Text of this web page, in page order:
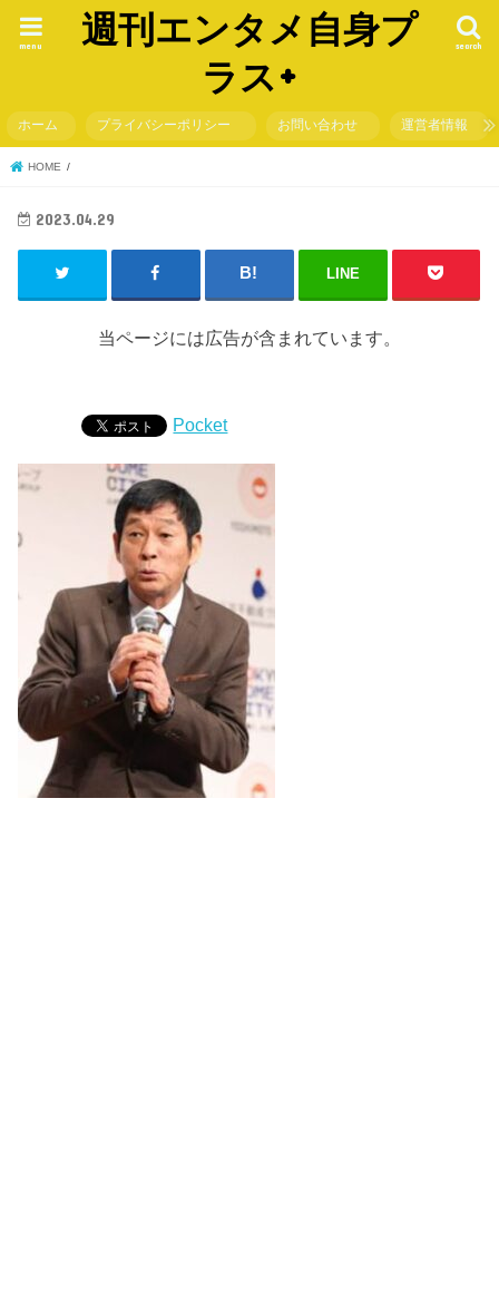
週刊エンタメ自身プ
ラス+
search
menu
ホーム プライバシーポリシー お問い合わせ 運営者情報
HOME
2023.04.29
LINE
当ページには広告が含まれています。
Pocket